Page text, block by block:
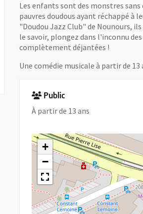
Les enfants sont des monstres sans
pauvres doudous ayant réchappé à
"Doudou Jazz Club" de Nounours,
le savoir, plongez dans l'inconnu
complètement déjantées !
Une comédie musicale à partir de 13
Public
À partir de 13 ans
+
−